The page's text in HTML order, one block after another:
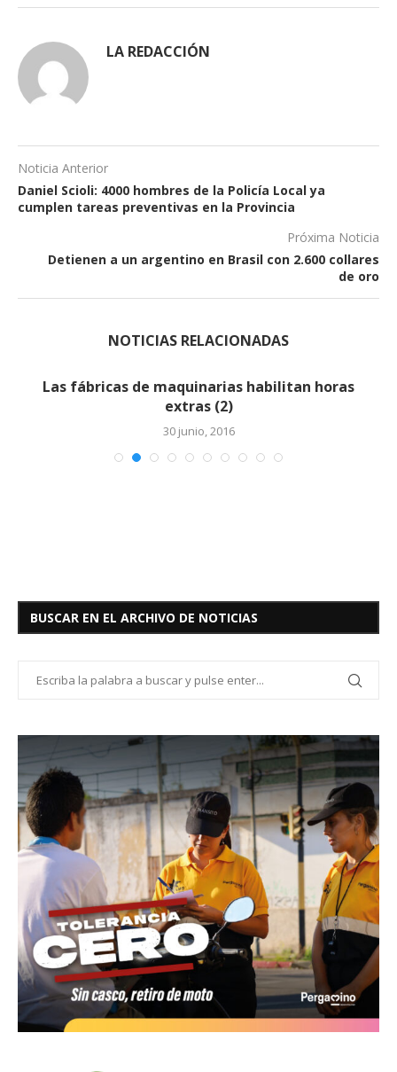
LA REDACCIÓN
Noticia Anterior
Daniel Scioli: 4000 hombres de la Policía Local ya
cumplen tareas preventivas en la Provincia
Próxima Noticia
Detienen a un argentino en Brasil con 2.600 collares
de oro
NOTICIAS RELACIONADAS
Las fábricas de maquinarias habilitan horas
extras (2)
30 junio, 2016
BUSCAR EN EL ARCHIVO DE NOTICIAS